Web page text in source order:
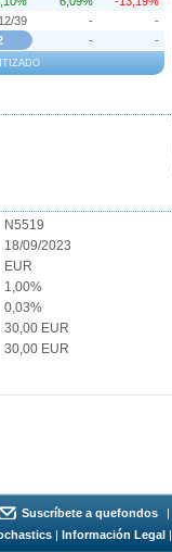
12/39 -
-
- -
N5519
18/09/2023
EUR
1,00%
0,03%
30,00 EUR
30,00 EUR
Suscríbete a quefondos |
| Información Legal |